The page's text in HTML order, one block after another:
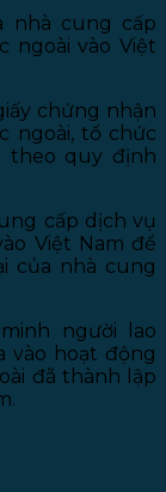
nhà cung cấp
ngoài vào Việt
chứng nhận
ngoài, tổ chức
theo quy định
cấp dịch vụ
Việt Nam để
của nhà cung
người lao
vào hoạt động
đã thành lập